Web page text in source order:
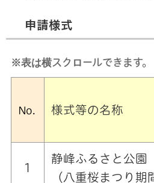
申請様式
※表は横スクロールできます。
No. 様式等の名称
1
静峰ふるさと公園
（八重桜まつり期